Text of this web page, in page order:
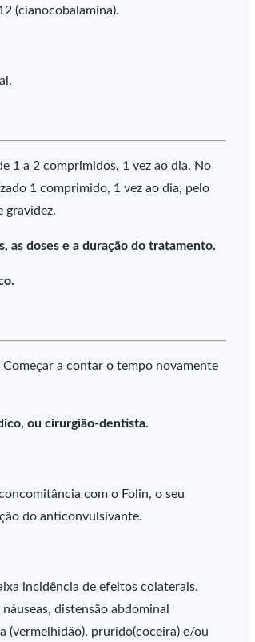
(cianocobalamina).
1 a 2 comprimidos, 1 vez ao dia. No
1 comprimido, 1 vez ao dia, pelo
gravidez.
as doses e a duração do tratamento.
a contar o tempo novamente
ou cirurgião-dentista.
com o Folin, o seu
do anticonvulsivante.
incidência de efeitos colaterais.
distensão abdominal
(vermelhidão), prurido(coceira) e/ou